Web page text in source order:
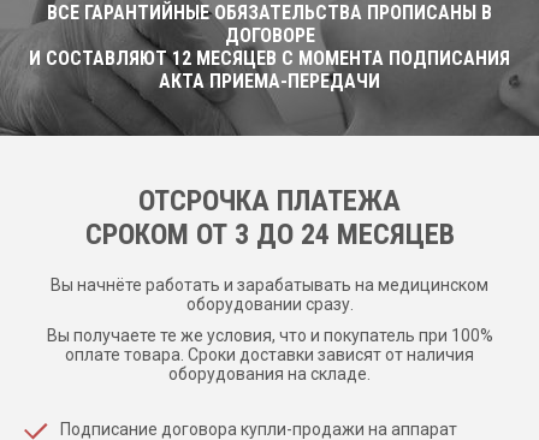
ВСЕ ГАРАНТИЙНЫЕ ОБЯЗАТЕЛЬСТВА ПРОПИСАНЫ В
ДОГОВОРЕ
И СОСТАВЛЯЮТ 12 МЕСЯЦЕВ С МОМЕНТА ПОДПИСАНИЯ
АКТА ПРИЕМА-ПЕРЕДАЧИ
ОТСРОЧКА ПЛАТЕЖА
CРОКОМ ОТ 3 ДО 24 МЕСЯЦЕВ
Вы начнёте работать и зарабатывать на медицинском
оборудовании сразу.
Вы получаете те же условия, что и покупатель при 100%
оплате товара. Сроки доставки зависят от наличия
оборудования на складе.
Подписание договора купли-продажи на аппарат